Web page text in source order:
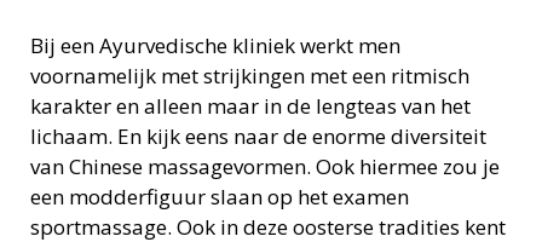
Bij een Ayurvedische kliniek werkt men
voornamelijk met strijkingen met een ritmisch
karakter en alleen maar in de lengteas van het
lichaam. En kijk eens naar de enorme diversiteit
van Chinese massagevormen. Ook hiermee zou je
een modderfiguur slaan op het examen
sportmassage. Ook in deze oosterse tradities kent